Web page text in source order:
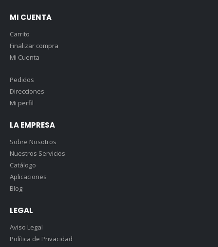
MI CUENTA
Carrito
Finalizar compra
Mi Cuenta
Pedidos
Direcciones
Mi perfil
LA EMPRESA
Sobre Nosotros
Nuestros Servicios
Catálogo
Aplicaciones
Blog
LEGAL
Aviso Legal
Política de Privacidad